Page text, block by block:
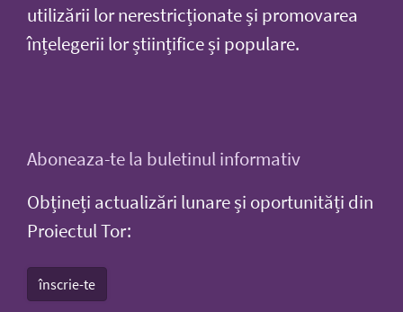
utilizării lor nerestricționate și promovarea
înțelegerii lor științifice și populare.
Aboneaza-te la buletinul informativ
Obțineți actualizări lunare și oportunități din
Proiectul Tor:
înscrie-te